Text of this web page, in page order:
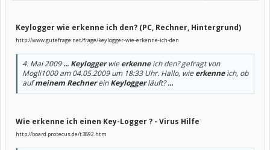
Keylogger wie erkenne ich den? (PC, Rechner, Hintergrund)
http://www.gutefrage.net/frage/keylogger-wie-erkenne-ich-den
4. Mai 2009... Keyloggerwieerkenneich den? gefragt von
Mogli1000 am 04.05.2009 um 18:33 Uhr. Hallo, wieerkenneich, ob
aufmeinem RechnereinKeyloggerläuft?...
Wie erkenne ich einen Key-Logger ? - Virus Hilfe
http://board.protecus.de/t3892.htm